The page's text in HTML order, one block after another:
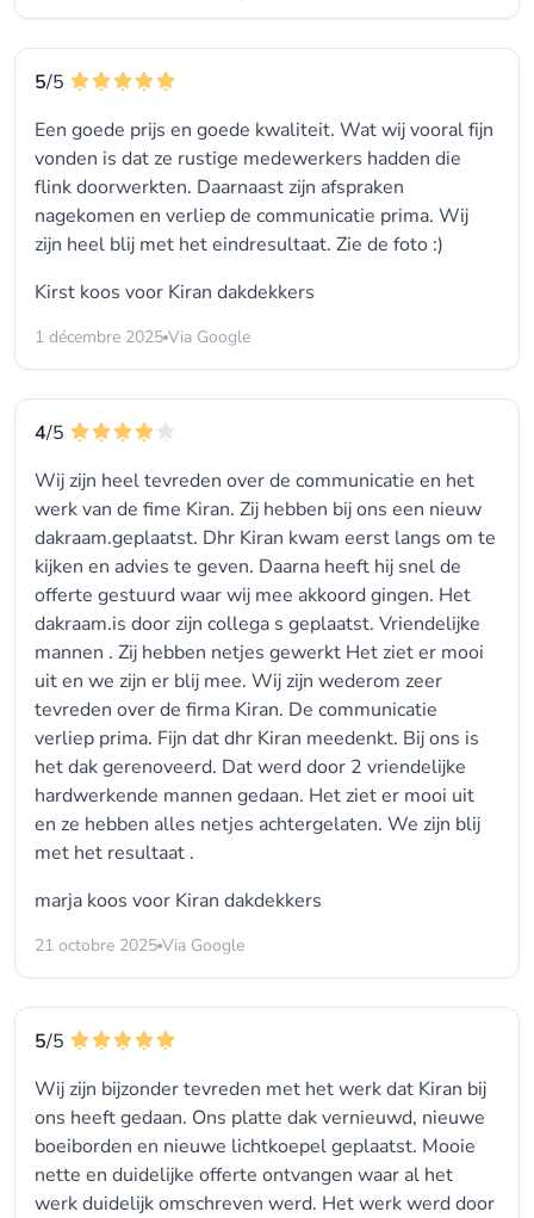
5/5
Een goede prijs en goede kwaliteit. Wat wij vooral fijn
vonden is dat ze rustige medewerkers hadden die
flink doorwerkten. Daarnaast zijn afspraken
nagekomen en verliep de communicatie prima. Wij
zijn heel blij met het eindresultaat. Zie de foto :)
Kirst koos voor Kiran dakdekkers
1 décembre 2025 Via Google
4/5
Wij zijn heel tevreden over de communicatie en het
werk van de fime Kiran. Zij hebben bij ons een nieuw
dakraam.geplaatst. Dhr Kiran kwam eerst langs om te
kijken en advies te geven. Daarna heeft hij snel de
offerte gestuurd waar wij mee akkoord gingen. Het
dakraam.is door zijn collega s geplaatst. Vriendelijke
mannen . Zij hebben netjes gewerkt Het ziet er mooi
uit en we zijn er blij mee. Wij zijn wederom zeer
tevreden over de firma Kiran. De communicatie
verliep prima. Fijn dat dhr Kiran meedenkt. Bij ons is
het dak gerenoveerd. Dat werd door 2 vriendelijke
hardwerkende mannen gedaan. Het ziet er mooi uit
en ze hebben alles netjes achtergelaten. We zijn blij
met het resultaat .
marja koos voor Kiran dakdekkers
21 octobre 2025 Via Google
5/5
Wij zijn bijzonder tevreden met het werk dat Kiran bij
ons heeft gedaan. Ons platte dak vernieuwd, nieuwe
boeiborden en nieuwe lichtkoepel geplaatst. Mooie
nette en duidelijke offerte ontvangen waar al het
werk duidelijk omschreven werd. Het werk werd door